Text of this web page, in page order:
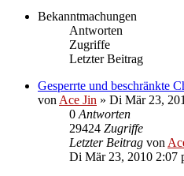
Bekanntmachungen
Antworten
Zugriffe
Letzter Beitrag
Gesperrte und beschränkte
von Ace Jin » Di Mär 23,
0 Antworten
29424 Zugriffe
Letzter Beitrag von
Di Mär 23, 2010 2:07